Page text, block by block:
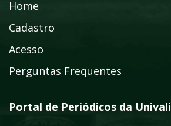
Home
Cadastro
Acesso
Perguntas Frequentes
Portal de Periódicos da Univali